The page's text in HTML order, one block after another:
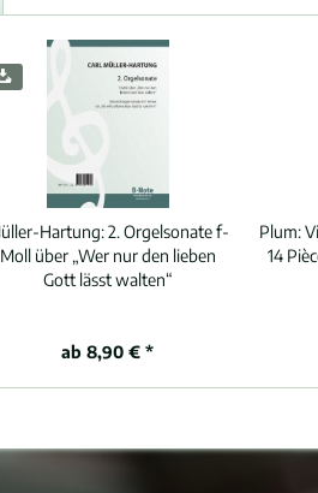
Hartung:2. Orgelsonate f-
Moll über „Wer nur den lieben
Gott lässt walten“
ab 8,90 € *
Plum:
14